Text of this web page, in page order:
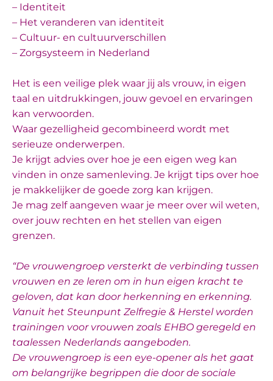
– Identiteit
– Het veranderen van identiteit
– Cultuur- en cultuurverschillen
– Zorgsysteem in Nederland
Het is een veilige plek waar jij als vrouw, in eigen
taal en uitdrukkingen, jouw gevoel en ervaringen
kan verwoorden.
Waar gezelligheid gecombineerd wordt met
serieuze onderwerpen.
Je krijgt advies over hoe je een eigen weg kan
vinden in onze samenleving. Je krijgt tips over hoe
je makkelijker de goede zorg kan krijgen.
Je mag zelf aangeven waar je meer over wil weten,
over jouw rechten en het stellen van eigen
grenzen.
“De vrouwengroep versterkt de verbinding tussen
vrouwen en ze leren om in hun eigen kracht te
geloven, dat kan door herkenning en erkenning.
Vanuit het Steunpunt Zelfregie & Herstel worden
trainingen voor vrouwen zoals EHBO geregeld en
taalessen Nederlands aangeboden.
De vrouwengroep is een eye-opener als het gaat
om belangrijke begrippen die door de sociale